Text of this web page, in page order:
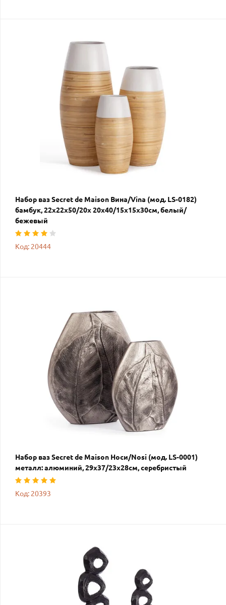
Набор ваз Secret de Maison Вина/Vina (мод. LS-0182)
бамбук, 22х22х50/20х 20х40/15х15х30см, белый/
бежевый
Код: 20444
Набор ваз Secret de Maison Носи/Nosi (мод. LS-0001)
металл: алюминий, 29х37/23х28см, серебристый
Код: 20393